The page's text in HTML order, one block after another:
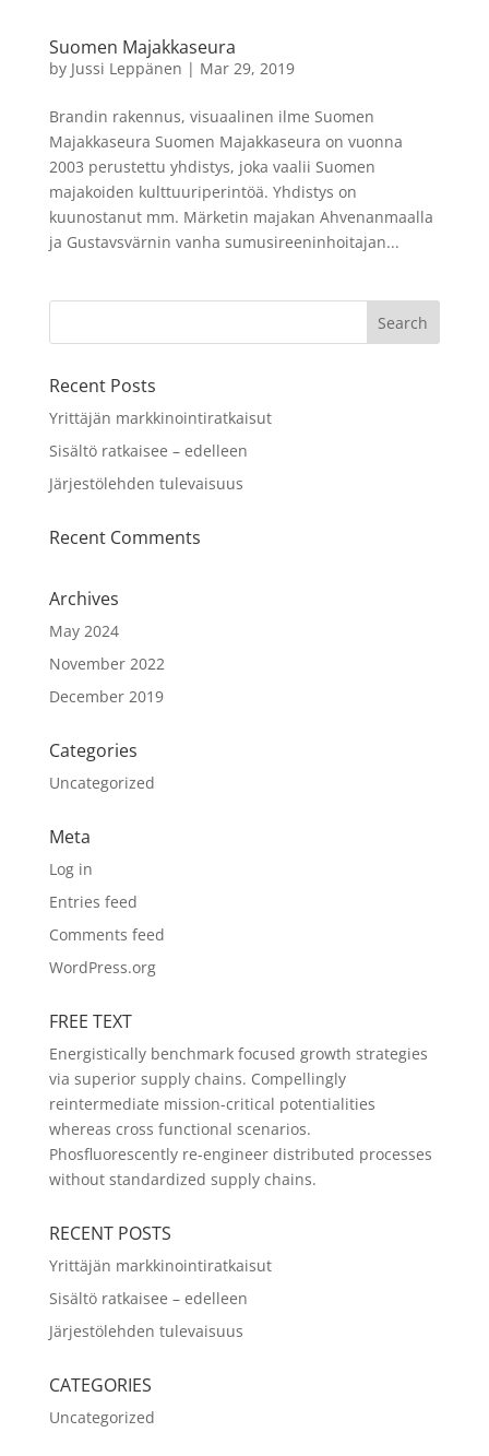
Suomen Majakkaseura
by Jussi Leppänen | Mar 29, 2019
Brandin rakennus, visuaalinen ilme Suomen
Majakkaseura Suomen Majakkaseura on vuonna
2003 perustettu yhdistys, joka vaalii Suomen
majakoiden kulttuuriperintöä. Yhdistys on
kuunostanut mm. Märketin majakan Ahvenanmaalla
ja Gustavsvärnin vanha sumusireeninhoitajan...
Recent Posts
Yrittäjän markkinointiratkaisut
Sisältö ratkaisee – edelleen
Järjestölehden tulevaisuus
Recent Comments
Archives
May 2024
November 2022
December 2019
Categories
Uncategorized
Meta
Log in
Entries feed
Comments feed
WordPress.org
FREE TEXT
Energistically benchmark focused growth strategies
via superior supply chains. Compellingly
reintermediate mission-critical potentialities
whereas cross functional scenarios.
Phosfluorescently re-engineer distributed processes
without standardized supply chains.
RECENT POSTS
Yrittäjän markkinointiratkaisut
Sisältö ratkaisee – edelleen
Järjestölehden tulevaisuus
CATEGORIES
Uncategorized